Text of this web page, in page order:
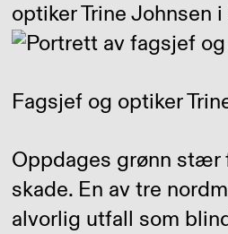
optiker Trine Johnsen
Fagsjef og optiker
Oppdages grønn stær
skade. En av tre
alvorlig utfall som